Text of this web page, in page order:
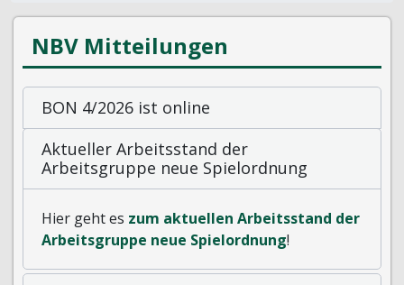
NBV Mitteilungen
BON 4/2026 ist online
Aktueller Arbeitsstand der
Arbeitsgruppe neue Spielordnung
Hier geht es zum aktuellen Arbeitsstand der
Arbeitsgruppe neue Spielordnung!